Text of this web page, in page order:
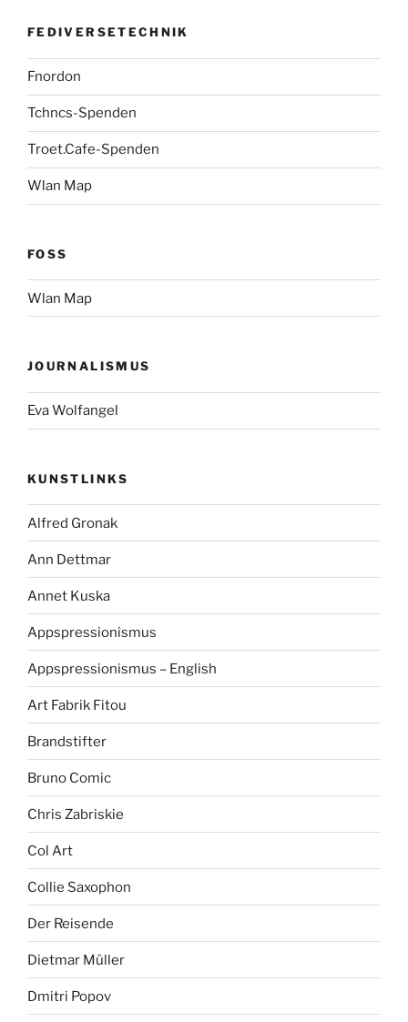
FEDIVERSETECHNIK
Fnordon
Tchncs-Spenden
Troet.Cafe-Spenden
Wlan Map
FOSS
Wlan Map
JOURNALISMUS
Eva Wolfangel
KUNSTLINKS
Alfred Gronak
Ann Dettmar
Annet Kuska
Appspressionismus
Appspressionismus – English
Art Fabrik Fitou
Brandstifter
Bruno Comic
Chris Zabriskie
Col Art
Collie Saxophon
Der Reisende
Dietmar Müller
Dmitri Popov